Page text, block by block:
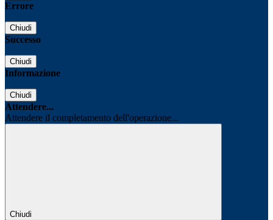
Errore
Chiudi
Successo
Chiudi
Informazione
Chiudi
Attendere...
Attendere il completamento dell'operazione...
Chiudi